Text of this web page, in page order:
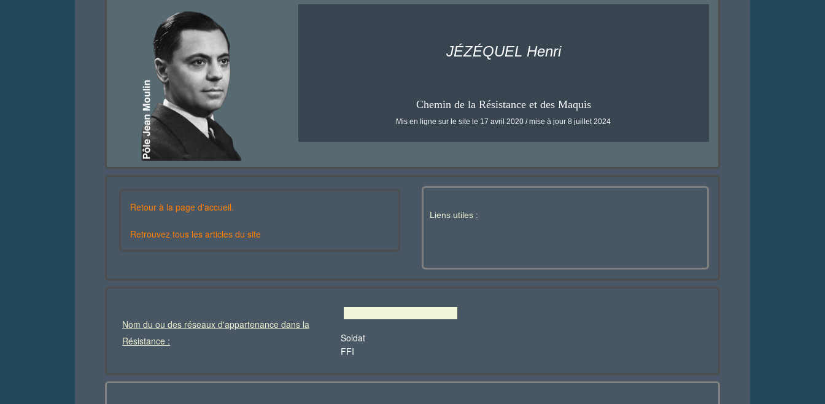
JÉZÉQUEL Henri
Chemin de la Résistance et des Maquis
Mis en ligne sur le site le 17 avril 2020 / mise à jour 8 juillet 2024
Retour à la page d'accueil.
Retrouvez tous les articles du site
Liens utiles :
Nom du ou des réseaux d'appartenance dans la
Résistance :
Soldat
FFI